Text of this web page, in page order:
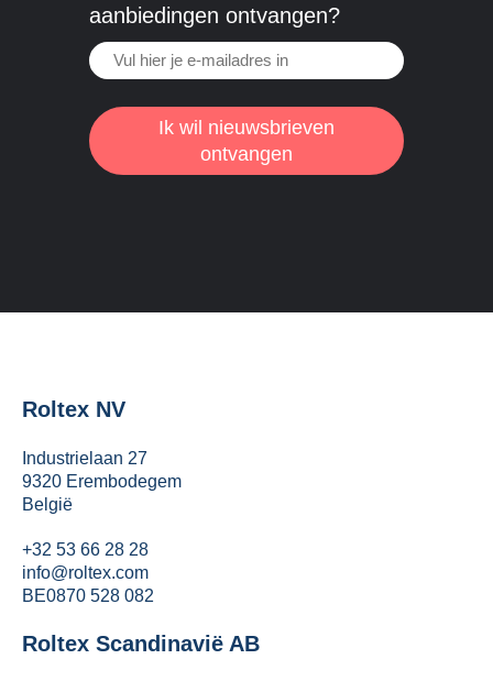
aanbiedingen ontvangen?
Ik wil nieuwsbrieven
ontvangen
Roltex NV
Industrielaan 27
9320 Erembodegem
België
+32 53 66 28 28
info@roltex.com
BE0870 528 082
Roltex Scandinavië AB